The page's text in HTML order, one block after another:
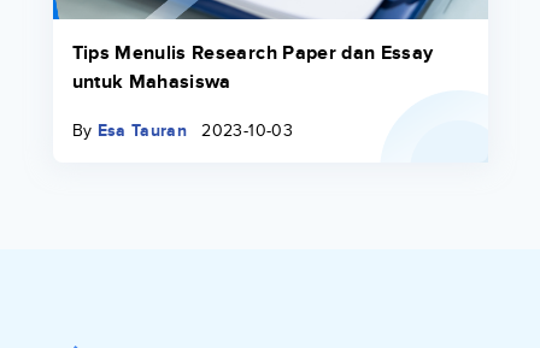
Tips Menulis Research Paper dan Essay
untuk Mahasiswa
By Esa Tauran 2023-10-03